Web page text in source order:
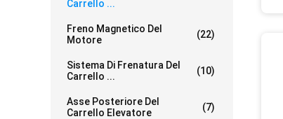
Carrello ...
Freno Magnetico Del
Motore
(22)
Sistema Di Frenatura Del
Carrello ...
(10)
Asse Posteriore Del
Carrello Elevatore
(7)